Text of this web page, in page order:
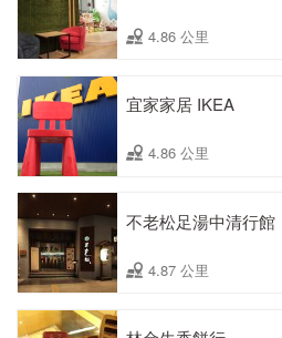
4.86 公里
宜家家居 IKEA
4.86 公里
不老松足湯中清行館
4.87 公里